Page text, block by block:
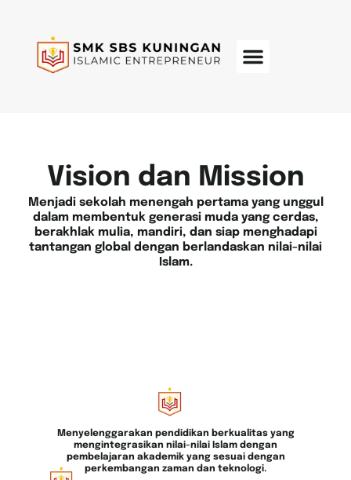
Menu
Vision dan Mission
Menjadi sekolah menengah pertama yang unggul
dalam membentuk generasi muda yang cerdas,
berakhlak mulia, mandiri, dan siap menghadapi
tantangan global dengan berlandaskan nilai-nilai
Islam.
Menyelenggarakan pendidikan berkualitas yang
mengintegrasikan nilai-nilai Islam dengan
pembelajaran akademik yang sesuai dengan
perkembangan zaman dan teknologi.